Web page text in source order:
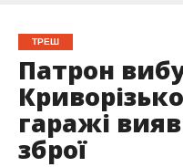
ТРЕШ
Патрон
гаражі
зброї